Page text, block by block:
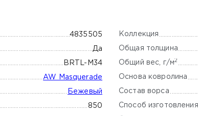
4835505
Да
BRTL-М34
AW Masquerade
Бежевый
850
Коллекция
Общая толщина
Общий вес, г/м 2
Основа ковролина
Состав ворса
Способ изготовления